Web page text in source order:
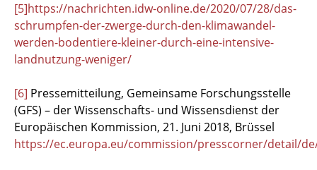
[5]https://nachrichten.idw-online.de/2020/07/28/das-
schrumpfen-der-zwerge-durch-den-klimawandel-
werden-bodentiere-kleiner-durch-eine-intensive-
landnutzung-weniger/
[6] Pressemitteilung, Gemeinsame Forschungsstelle
(GFS) – der Wissenschafts- und Wissensdienst der
Europäischen Kommission, 21. Juni 2018, Brüssel
https://ec.europa.eu/commission/presscorner/detail/de/